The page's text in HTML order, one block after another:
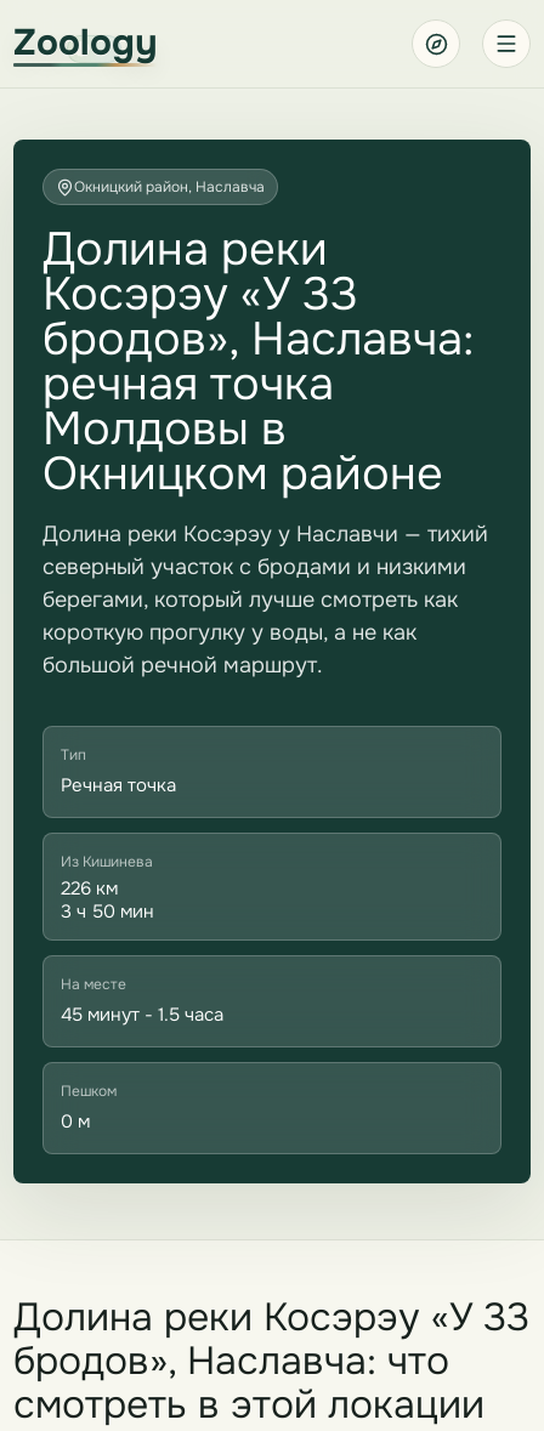
Zoology
Окницкий район, Наславча
Долина реки
Косэрэу «У 33
бродов», Наславча:
речная точка
Молдовы в
Окницком районе
Долина реки Косэрэу у Наславчи — тихий
северный участок с бродами и низкими
берегами, который лучше смотреть как
короткую прогулку у воды, а не как
большой речной маршрут.
Тип
Речная точка
Из Кишинева
226 км
3 ч 50 мин
На месте
45 минут - 1.5 часа
Пешком
0 м
Долина реки Косэрэу «У 33
бродов», Наславча: что
смотреть в этой локации